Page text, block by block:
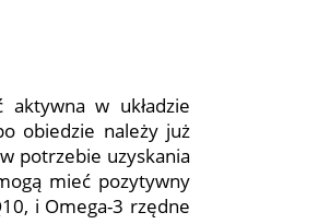
w układzie
obiedzie należy już
potrzebie uzyskania
mieć pozytywny
i Omega-3 rzędne